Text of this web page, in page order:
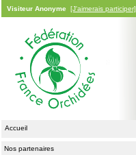
Visiteur Anonyme [J'aimerais participer]
Accueil
Nos partenaires